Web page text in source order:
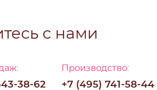
с нами
38-62
Производство:
+7 (495) 741-58-44